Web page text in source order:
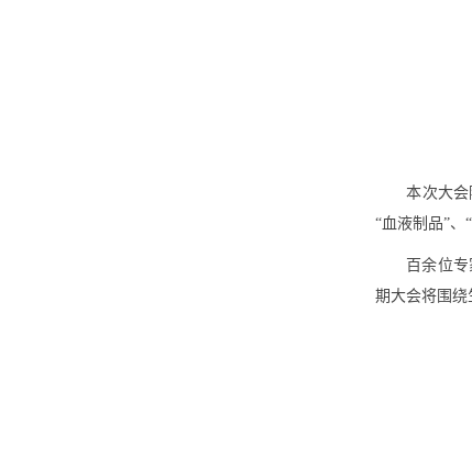
本次大会
“血液制品”、
百余位
期大会将围绕